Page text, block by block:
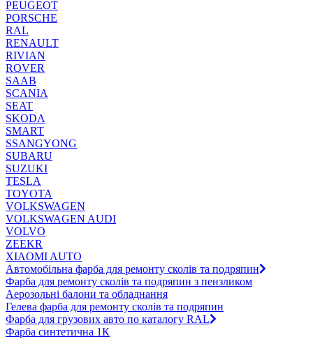
PEUGEOT
PORSCHE
RAL
RENAULT
RIVIAN
ROVER
SAAB
SCANIA
SEAT
SKODA
SMART
SSANGYONG
SUBARU
SUZUKI
TESLA
TOYOTA
VOLKSWAGEN
VOLKSWAGEN AUDI
VOLVO
ZEEKR
XIAOMI AUTO
Автомобільна фарба для ремонту сколів та подряпин
Фарба для ремонту сколів та подряпин з пензликом
Аерозольні балони та обладнання
Гелева фарба для ремонту сколів та подряпин
Фарба для грузових авто по каталогу RAL
Фарба синтетична 1К